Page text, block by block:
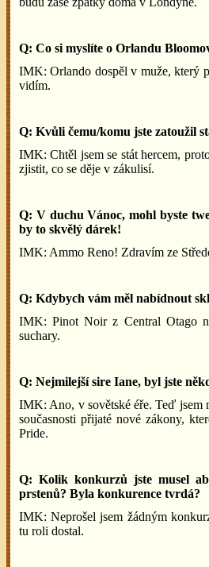
Q: Co si myslíte o Orlandu
IMK: Orlando dospěl v muže, který
vidím.
Q: Kvůli čemu/komu jste zatoužil
IMK: Chtěl jsem se stát hercem,
zjistit, co se děje v zákulisí.
Q: V duchu Vánoc, mohl byste
by to skvělý dárek!
IMK: Ammo Reno! Zdravím ze
Q: Kdybych vám měl nabídnout
IMK: Pinot Noir z Central Otago
suchary.
Q: Nejmilejší sire Iane, byl jste
IMK: Ano, v sovětské éře. Teď jsem
současnosti přijaté nové zákony,
Pride.
Q: Kolik konkurzů jste musel
prstenů? Byla konkurence tvrdá?
IMK: Neprošel jsem žádným
tu roli dostal.